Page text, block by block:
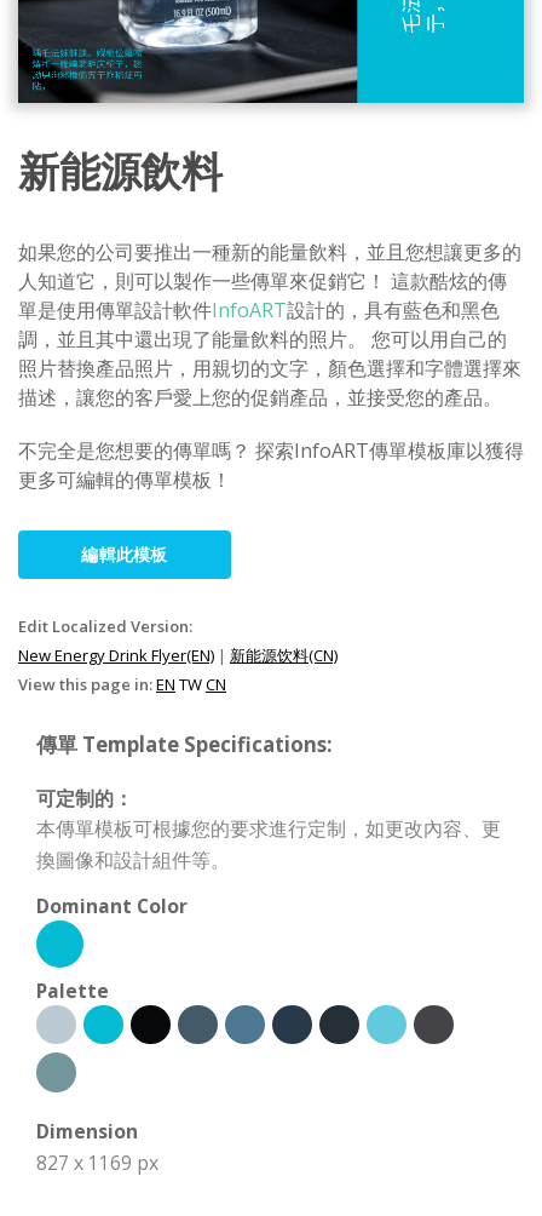
新能源飲料
如果您的公司要推出一種新的能量飲料，並且您想讓更多的
人知道它，則可以製作一些傳單來促銷它！ 這款酷炫的傳
單是使用傳單設計軟件InfoART設計的，具有藍色和黑色
調，並且其中還出現了能量飲料的照片。 您可以用自己的
照片替換產品照片，用親切的文字，顏色選擇和字體選擇來
描述，讓您的客戶愛上您的促銷產品，並接受您的產品。
不完全是您想要的傳單嗎？ 探索InfoART傳單模板庫以獲得
更多可編輯的傳單模板！
編輯此模板
Edit Localized Version:
New Energy Drink Flyer(EN) | 新能源饮料(CN)
View this page in:EN TWCN
傳單 Template Specifications:
可定制的：
本傳單模板可根據您的要求進行定制，如更改內容、更
換圖像和設計組件等。
Dominant Color
Palette
Dimension
827 x 1169 px